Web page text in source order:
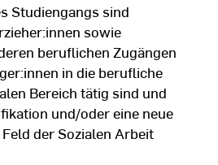
Studiengangs sind
sowie
beruflichen Zugängen
in die berufliche
Bereich tätig sind und
und/oder eine neue
der Sozialen Arbeit